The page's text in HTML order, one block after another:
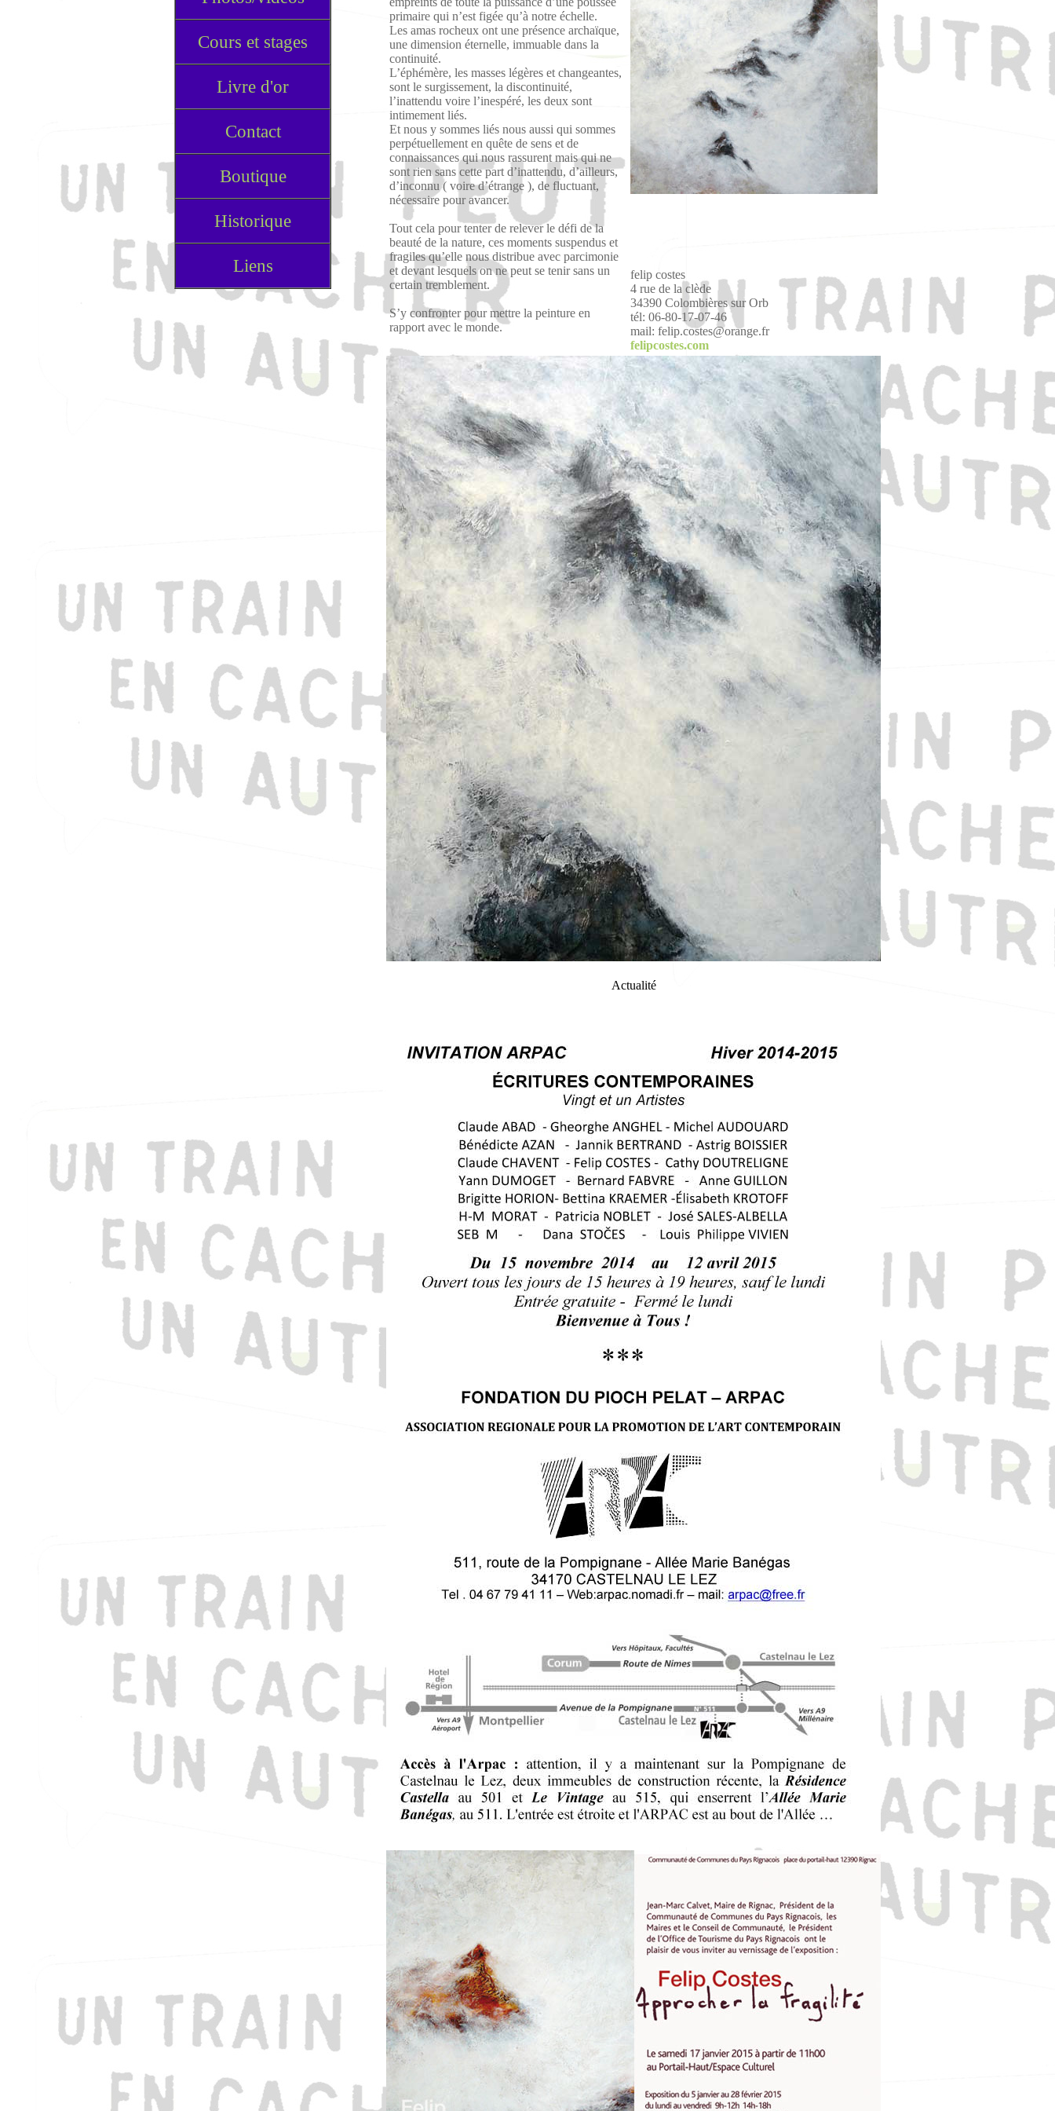
Cours et stages
Livre d'or
Contact
Boutique
Historique
Liens
primaire qui n’est figée qu’à notre échelle.
Les amas rocheux ont une présence archaïque,
une dimension éternelle, immuable dans la
continuité.
L’éphémère, les masses légères et changeantes,
sont le surgissement, la discontinuité,
l’inattendu voire l’inespéré, les deux sont
intimement liés.
Et nous y sommes liés nous aussi qui sommes
perpétuellement en quête de sens et de
connaissances qui nous rassurent mais qui ne
sont rien sans cette part d’inattendu, d’ailleurs,
d’inconnu ( voire d’étrange ), de fluctuant,
nécessaire pour avancer.
Tout cela pour tenter de relever le défi de la
beauté de la nature, ces moments suspendus et
fragiles qu’elle nous distribue avec parcimonie
et devant lesquels on ne peut se tenir sans un
certain tremblement.
S’y confronter pour mettre la peinture en
rapport avec le monde.
felip costes
4 rue de la clède
34390 Colombières sur Orb
tél: 06-80-17-07-46
mail: felip.costes@orange.fr
felipcostes.com
Actualité